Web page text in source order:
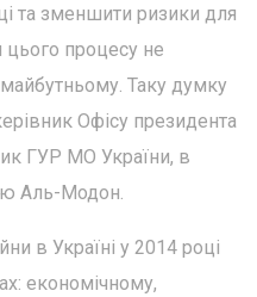
та зменшити ризики для
цього процесу не
Таку думку
Офісу президента
ГУР МО України, в
Аль-Модон.
в Україні у 2014 році
економічному,